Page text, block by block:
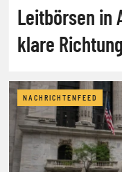
Leitbörsen in
klare Richtung
NACHRICHTENFEED